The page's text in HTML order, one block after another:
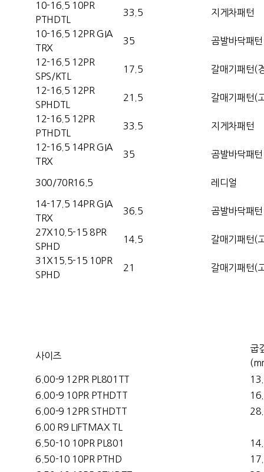
10-16.5 10PR
PTHDTL
33.5 지게차패턴
10-16.5 12PR GIA
TRX
35 곰발바닥패턴
12-16.5 12PR
SPS/KTL
17.5 갈매기패턴(
12-16.5 12PR
SPHDTL
21.5 갈매기패턴(
12-16.5 12PR
PTHDTL
33.5 지게차패턴
12-16.5 14PR GIA
TRX
35 곰발바닥패턴
300/70R16.5 레디얼
14-17.5 14PR GIA
TRX
36.5 곰발바닥패턴
27X10.5-15 8PR
SPHD
14.5 갈매기패턴(
31X15.5-15 10PR
SPHD
21 갈매기패턴(
사이즈
굽
6.00-9 12PR PL801TT
6.00-9 10PR PTHDTT
6.00-9 12PR STHDTT
6.00 R9 LIFTMAX TL
6.50-10 10PR PL801
6.50-10 10PR PTHD